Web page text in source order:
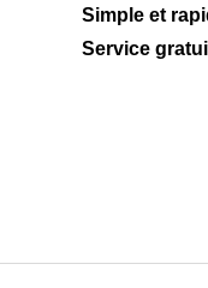
Simple et
Service